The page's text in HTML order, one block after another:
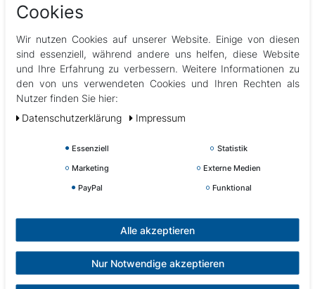
Düsenupgrade (Edelstahlblenden anstatt Kunstoff) wertet
Displayupgrade von Knöpfen auf Touchscreen (Gecko
K800 auf Gecko K1000)
Cookies
Wir nutzen Cookies auf unserer Website. Einige von diesen
sind essenziell, während andere uns helfen, diese Website
und Ihre Erfahrung zu verbessern. Weitere Informationen zu
den von uns verwendeten Cookies und Ihren Rechten als
Nutzer finden Sie hier:
Daten­schutz­erklärung
Impressum
Essenziell
Statistik
Marketing
Externe Medien
PayPal
Funktional
Alle akzeptieren
Nur Notwendige akzeptieren